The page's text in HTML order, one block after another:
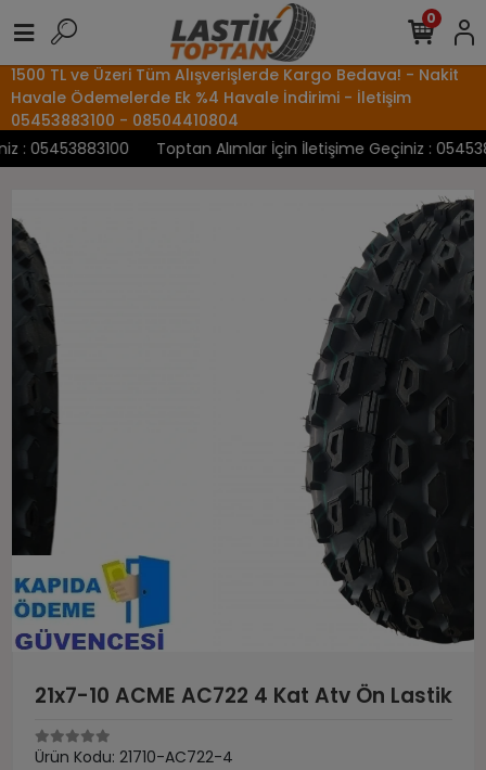
1500 TL ve Üzeri Tüm Alışverişlerde Kargo Bedava! - Nakit
Havale Ödemelerde Ek %4 Havale İndirimi - İletişim
05453883100 - 08504410804
05453883100
Toptan Alımlar İçin İletişime Geçiniz :
0
21x7-10 ACME AC722 4 Kat Atv Ön Lastik
Ürün Kodu: 21710-AC722-4